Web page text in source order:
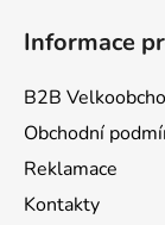
Informace
B2B
Obchodní
Reklamace
Kontakty